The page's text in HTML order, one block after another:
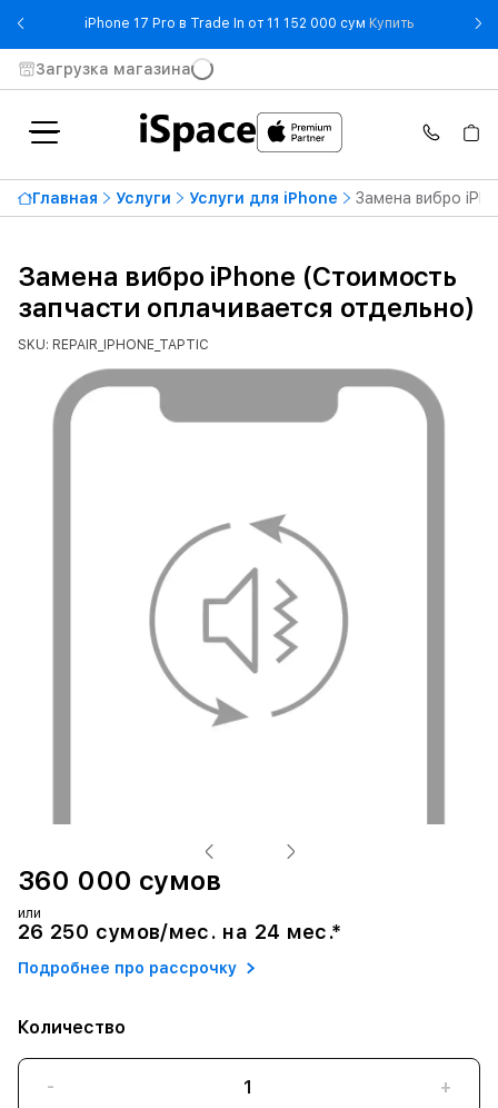
iPhone 17 Pro в Trade In от 11 152 000 сум Купить- iPhone 17
Загрузка магазина
Главная Услуги Услуги для iPhone Замена вибро
Замена вибро iPhone (Стоимость
запчасти оплачивается отдельно)
SKU: REPAIR_IPHONE_TAPTIC
360 000 сумов
или
26 250 сумов/мес. на 24 мес.*
Подробнее про рассрочку
Количество
- +